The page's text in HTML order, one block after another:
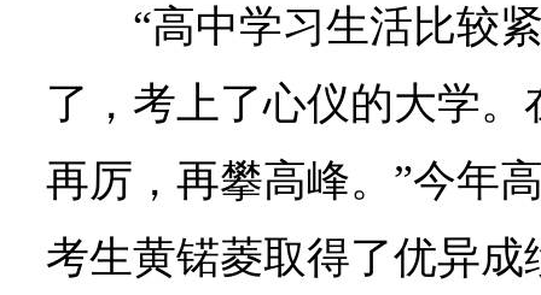
“高中学习生活比较
了，考上了心仪的大学
再厉，再攀高峰。”今年
考生黄锘菱取得了优异